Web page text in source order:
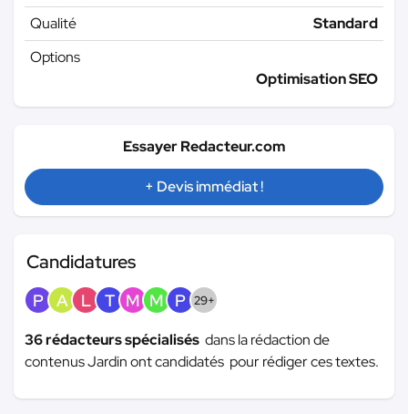
Qualité
Standard
Options
Optimisation SEO
Essayer Redacteur.com
+ Devis immédiat !
Candidatures
P A L T M M P 29+
36 rédacteurs spécialisés dans la rédaction de
contenus Jardin ont candidatés pour rédiger ces textes.